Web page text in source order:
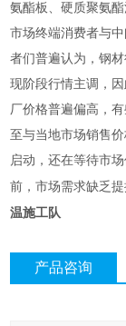
氨酯板、硬质聚氨
市场终端消费者与
者们普遍认为，钢
现阶段行情主调，
厂价格普遍偏高，
至与当地市场销售
启动，还在等待市
前，市场需求缺乏
温施工队
产品咨询